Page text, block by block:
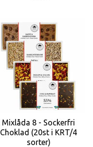
Mixlåda 8 - Sockerfri
Choklad (20st i KRT/4
sorter)